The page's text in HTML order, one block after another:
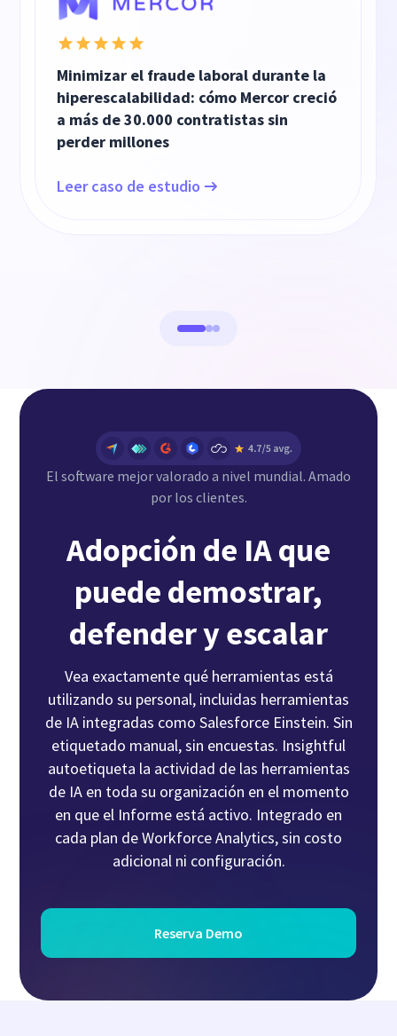
Minimizar el fraude laboral durante la
hiperescalabilidad: cómo Mercor creció
a más de 30.000 contratistas sin
perder millones
Leer caso de estudio
El software mejor valorado a nivel mundial. Amado
por los clientes.
Adopción de IA que
puede demostrar,
defender y escalar
Vea exactamente qué herramientas está
utilizando su personal, incluidas herramientas
de IA integradas como Salesforce Einstein. Sin
etiquetado manual, sin encuestas. Insightful
autoetiqueta la actividad de las herramientas
de IA en toda su organización en el momento
en que el Informe está activo. Integrado en
cada plan de Workforce Analytics, sin costo
adicional ni configuración.
Reserva Demo